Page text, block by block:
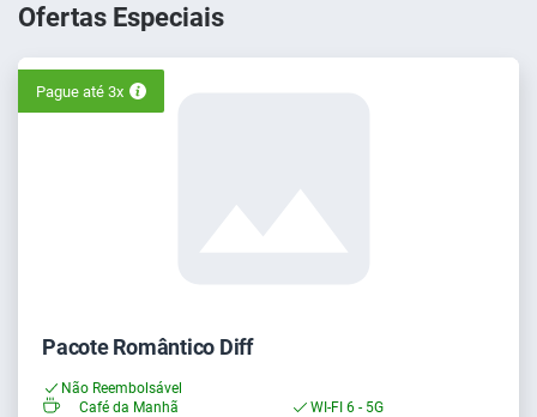
Ofertas Especiais
Pague até 3x
Pacote Romântico Diff
Não Reembolsável
Café da Manhã
WI-FI 6 - 5G